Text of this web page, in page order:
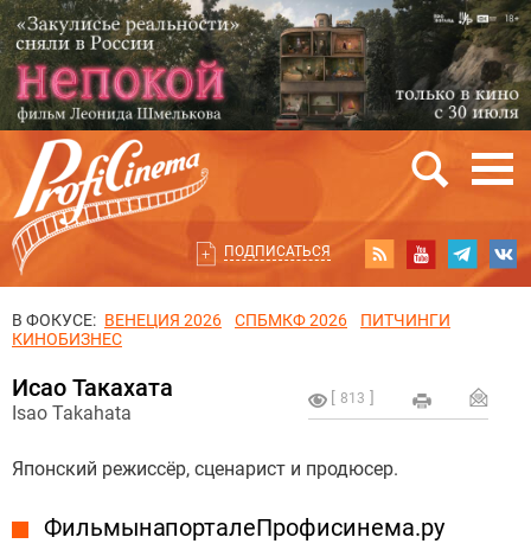
ПОДПИСАТЬСЯ
В ФОКУСЕ: ВЕНЕЦИЯ 2026 СПБМКФ 2026
ПИТЧИНГИ
КИНОБИЗНЕС
813
Исао Такахата
Isao Takahata
Японский режиссёр, сценарист и продюсер.
Фильмы на портале Профисинема.ру